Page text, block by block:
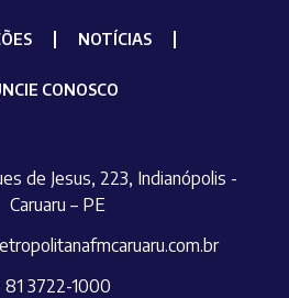
NOTÍCIAS
CONOSCO
de Jesus, 223, Indianópolis -
Caruaru – PE
81 3722-1000